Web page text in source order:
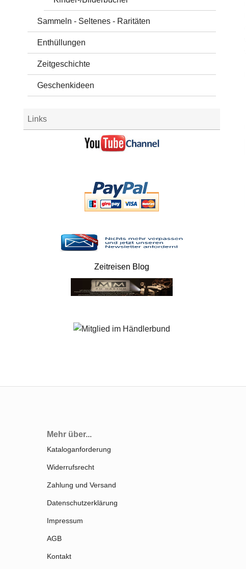
Sammeln - Seltenes - Raritäten
Enthüllungen
Zeitgeschichte
Geschenkideen
Links
Zeitreisen Blog
Mehr über...
Kataloganforderung
Widerrufsrecht
Zahlung und Versand
Datenschutzerklärung
Impressum
AGB
Kontakt